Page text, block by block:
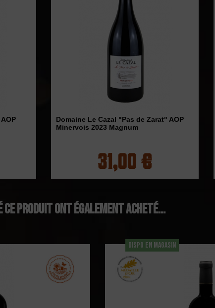
Domaine Le Cazal "Pas de Zarat" AOP
Minervois 2023 Magnum
31,00 €
produit ont également acheté...
DISPO EN MAGASIN